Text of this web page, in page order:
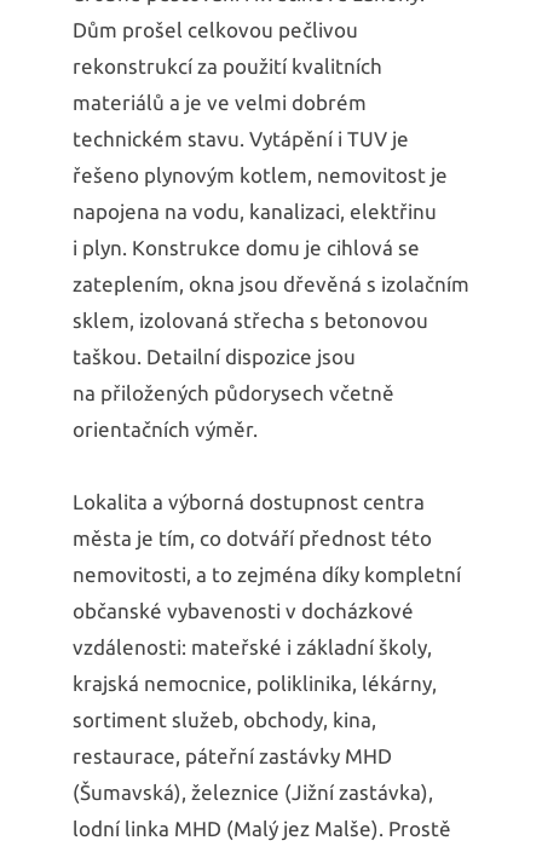
Dům prošel celkovou pečlivou
rekonstrukcí za použití kvalitních
materiálů a je ve velmi dobrém
technickém stavu. Vytápění i TUV je
řešeno plynovým kotlem, nemovitost je
napojena na vodu, kanalizaci, elektřinu
i plyn. Konstrukce domu je cihlová se
zateplením, okna jsou dřevěná s izolačním
sklem, izolovaná střecha s betonovou
taškou. Detailní dispozice jsou
na přiložených půdorysech včetně
orientačních výměr.
Lokalita a výborná dostupnost centra
města je tím, co dotváří přednost této
nemovitosti, a to zejména díky kompletní
občanské vybavenosti v docházkové
vzdálenosti: mateřské i základní školy,
krajská nemocnice, poliklinika, lékárny,
sortiment služeb, obchody, kina,
restaurace, páteřní zastávky MHD
(Šumavská), železnice (Jižní zastávka),
lodní linka MHD (Malý jez Malše). Prostě